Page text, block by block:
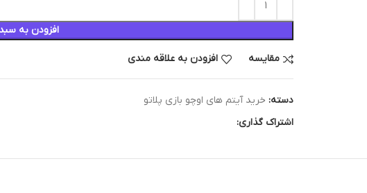
افزودن به
مقایسه افزودن به علاقه مندی
دسته: خرید آیتم های اوچو بازی پلاتو
اشتراک گذاری: